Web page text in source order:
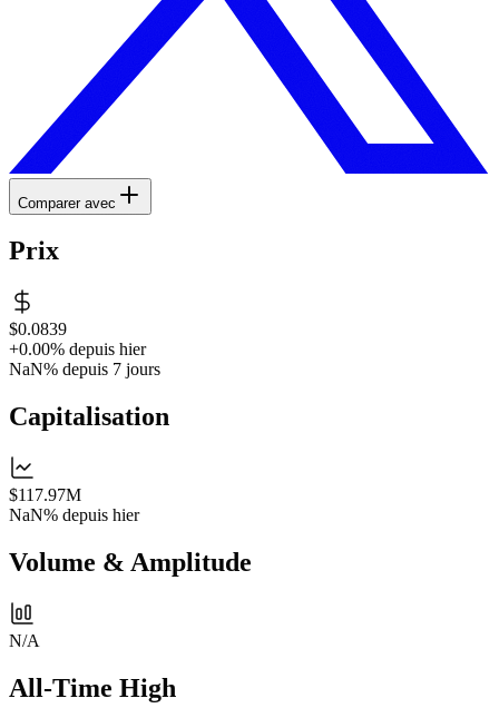
Comparer avec
Prix
$0.0839
+0.00% depuis hier
NaN% depuis 7 jours
Capitalisation
$117.97M
NaN% depuis hier
Volume & Amplitude
N/A
All-Time High